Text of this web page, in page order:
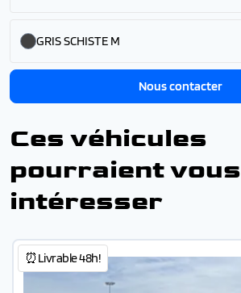
GRIS SCHISTE M
Nous contacter
Ces véhicules
pourraient vous
intéresser
⏰Livrable 48h!